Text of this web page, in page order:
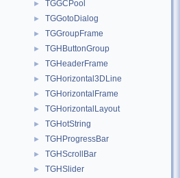
► TGGCPool
► TGGotoDialog
► TGGroupFrame
► TGHButtonGroup
► TGHeaderFrame
► TGHorizontal3DLine
► TGHorizontalFrame
► TGHorizontalLayout
► TGHotString
► TGHProgressBar
► TGHScrollBar
► TGHSlider